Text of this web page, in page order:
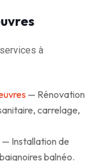
à
— Rénovation
carrelage,
— Installation de
balnéo.